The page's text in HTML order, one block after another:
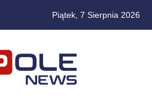
Piątek, 7 Sierpnia 2026